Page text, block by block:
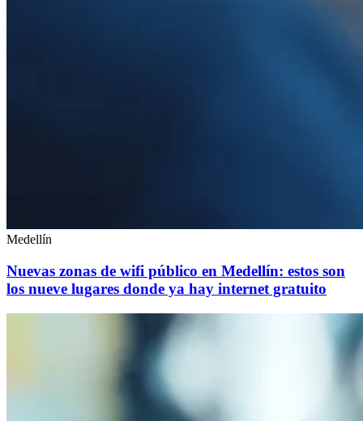
Medellín
Nuevas zonas de wifi público en Medellín: estos son
los nueve lugares donde ya hay internet gratuito